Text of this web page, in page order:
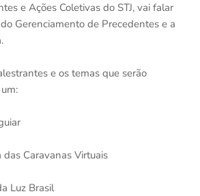
e Ações Coletivas do STJ, vai falar
Gerenciamento de Precedentes e a
e os temas que serão
Caravanas Virtuais
Luz Brasil